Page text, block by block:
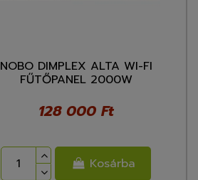
NOBO DIMPLEX ALTA WI-FI
FŰTŐPANEL 2000W
128 000 Ft
Kosárba